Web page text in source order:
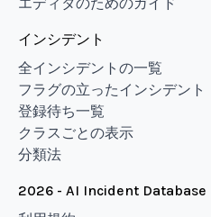
インシデント
全インシデントの一覧
フラグの立ったインシデント
登録待ち一覧
クラスごとの表示
分類法
2026 - AI Incident Database